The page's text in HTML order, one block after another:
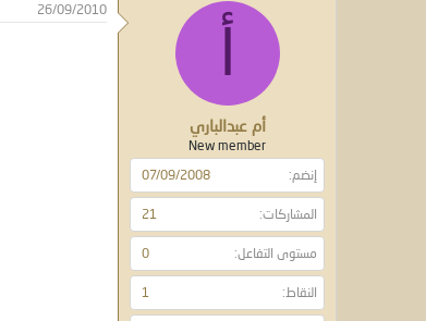
أم عبدالباري
New member
إنضم
07/09/2008
المشاركات 21
مستوى التفاعل 0
النقاط 1
26/09/2010